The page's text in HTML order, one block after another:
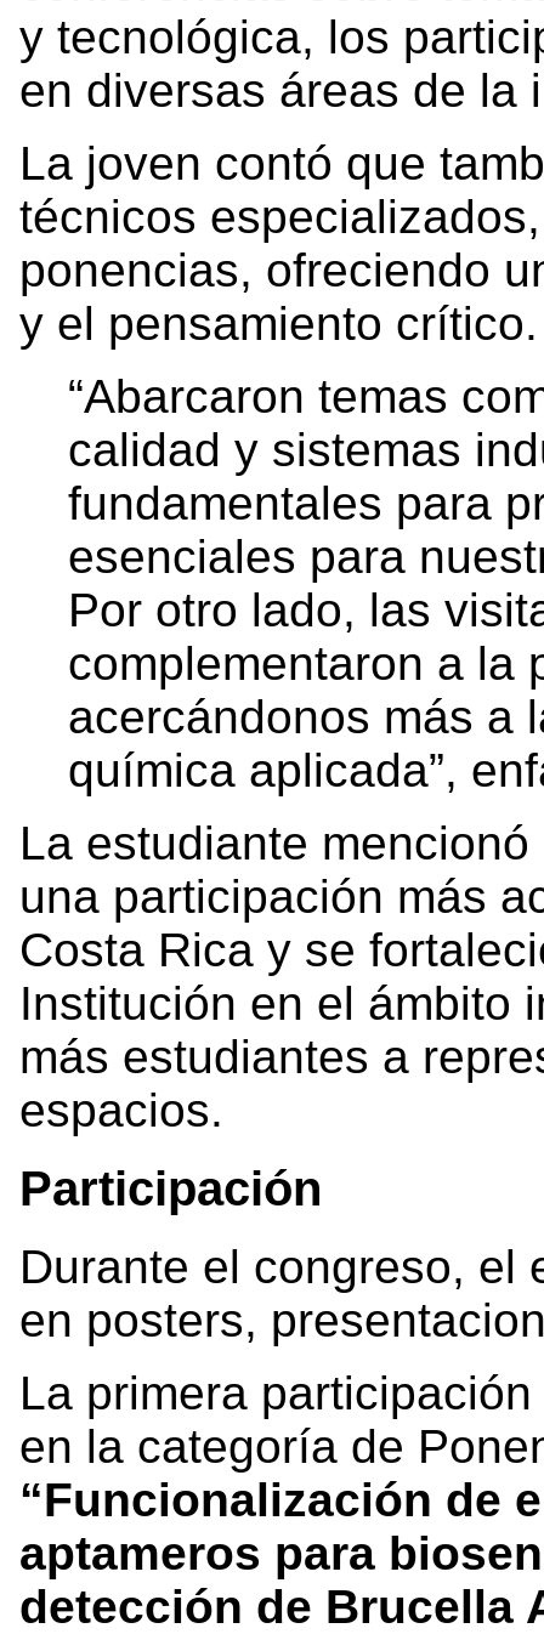
y tecnológica, los
en diversas áreas de la
La joven contó que
técnicos
ponencias, ofreciendo
y el pensamiento crítico.
“Abarcaron temas
calidad y sistemas
fundamentales para
esenciales para
Por otro lado, las
complementaron a la
acercándonos más a
química aplicada”,
La estudiante
una participación más
Costa Rica y se
Institución en el ámbito
más estudiantes a
espacios.
Participación
Durante el congreso, el
en posters,
La primera
en la categoría de
“Funcionalización de
aptameros para
detección de Brucella